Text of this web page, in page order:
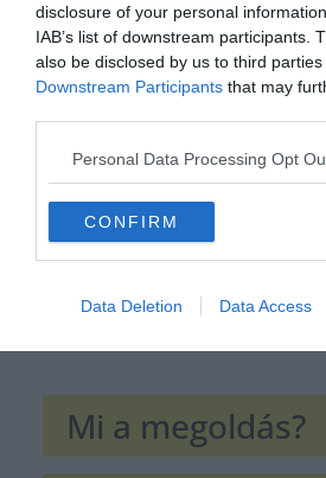
disclosure of your personal
IAB’s list of downstream participants.
also be disclosed by us to third
Downstream Participants that may
Personal Data Processing Opt
CONFIRM
Data Deletion Data Access
Hirdetés
Mi a megoldás?